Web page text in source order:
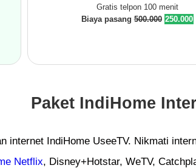
Gratis telpon 100 menit
Biaya pasang500.000 250.000
Paket IndiHome
internet IndiHome UseeTV. Nikmati
Netflix, Disney+Hotstar, WeTV,